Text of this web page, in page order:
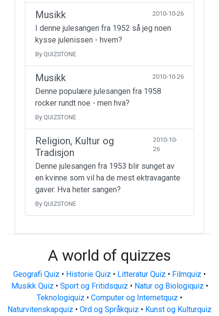
Musikk 2010-10-26
I denne julesangen fra 1952 så jeg noen
kysse julenissen - hvem?
By QUIZSTONE
Musikk 2010-10-26
Denne populære julesangen fra 1958
rocker rundt noe - men hva?
By QUIZSTONE
Religion, Kultur og
Tradisjon
2010-10-
26
Denne julesangen fra 1953 blir sunget av
en kvinne som vil ha de mest ektravagante
gaver. Hva heter sangen?
By QUIZSTONE
A world of quizzes
Geografi Quiz • Historie Quiz • Litteratur Quiz • Filmquiz •
Musikk Quiz • Sport og Fritidsquiz • Natur og Biologiquiz •
Teknologiquiz • Computer og Internetquiz •
Naturvitenskapquiz • Ord og Språkquiz • Kunst og Kulturquiz